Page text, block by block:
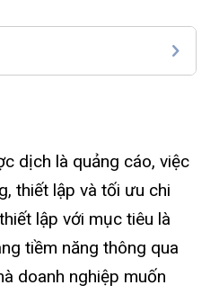
dịch là quảng cáo, việc
thiết lập và tối ưu chi
lập với mục tiêu là
tiềm năng thông qua
doanh nghiệp muốn